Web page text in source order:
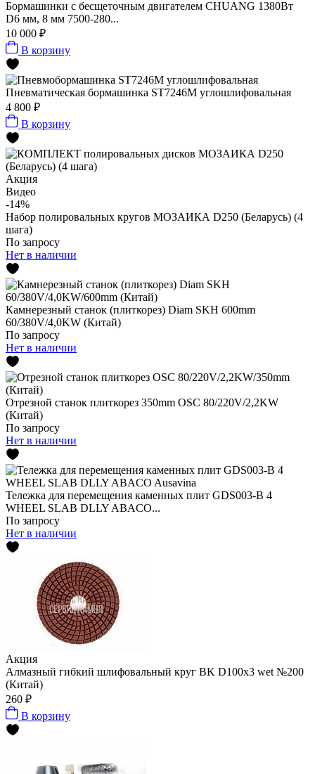
Бормашинки с бесщеточным двигателем CHUANG 1380Вт
D6 мм, 8 мм 7500-280...
10 000 ₽
В корзину
Пневматическая бормашинка ST7246M углошлифовальная
4 800 ₽
В корзину
Акция
Видео
-14%
Набор полировальных кругов МОЗАИКА D250 (Беларусь) (4
шага)
По запросу
Нет в наличии
Камнерезный станок (плиткорез) Diam SKH 600mm
60/380V/4,0KW (Китай)
По запросу
Нет в наличии
Отрезной станок плиткорез 350mm OSC 80/220V/2,2KW
(Китай)
По запросу
Нет в наличии
Тележка для перемещения каменных плит GDS003-B 4
WHEEL SLAB DLLY ABACO...
По запросу
Нет в наличии
Акция
Алмазный гибкий шлифовальный круг BK D100x3 wet №200
(Китай)
260 ₽
В корзину